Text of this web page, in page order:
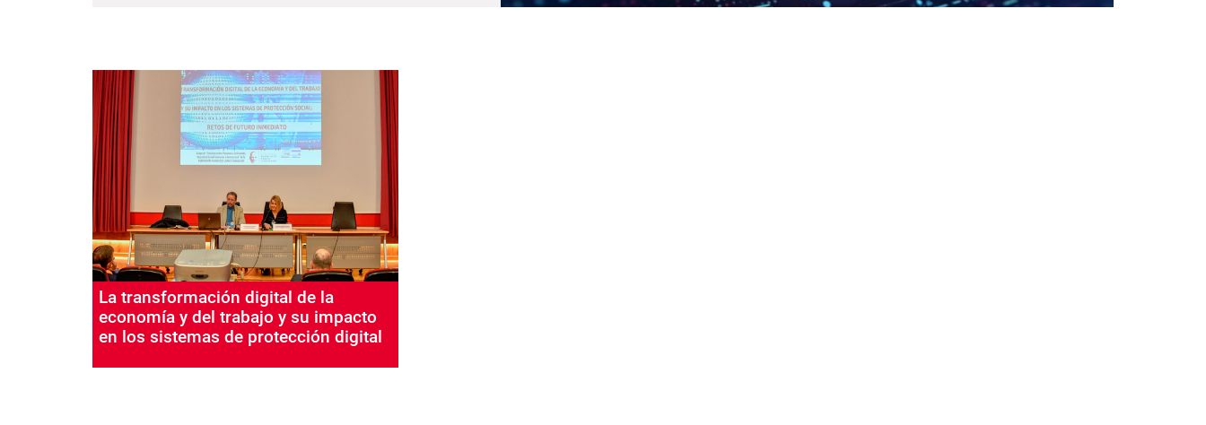
La transformación digital de la
economía y del trabajo y su impacto
en los sistemas de protección digital